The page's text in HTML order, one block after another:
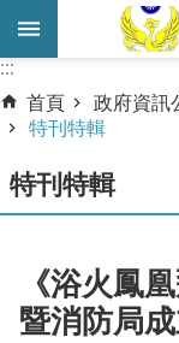
跳到主要內容區塊
進
階
尋
務
服
務
:::
:::
首頁
政府資訊
特刊特輯
特刊特輯
《浴火鳳
暨消防局